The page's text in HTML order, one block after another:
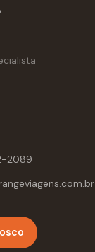
2089